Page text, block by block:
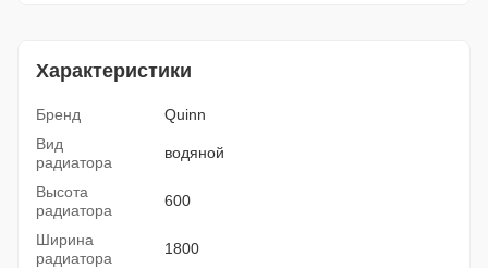
Характеристики
Бренд
Quinn
Вид
радиатора
водяной
Высота
радиатора
600
Ширина
радиатора
1800